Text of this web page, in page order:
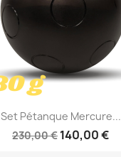
Set Pétanque Mercure...
230,00 € 140,00 €